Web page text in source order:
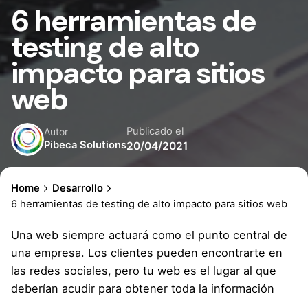
6 herramientas de
testing de alto
impacto para sitios
web
Autor
Pibeca Solutions
Publicado el
20/04/2021
Home
Desarrollo
6 herramientas de testing de alto impacto para sitios web
Una web siempre actuará como el punto central de
una empresa. Los clientes pueden encontrarte en
las redes sociales, pero tu web es el lugar al que
deberían acudir para obtener toda la información